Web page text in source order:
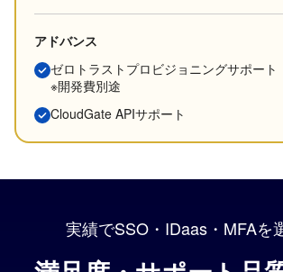
アドバンス
ゼロトラストプロビジョニングサポート
※開発費別途
CloudGate APIサポート
実績でSSO・IDaas・MFAを